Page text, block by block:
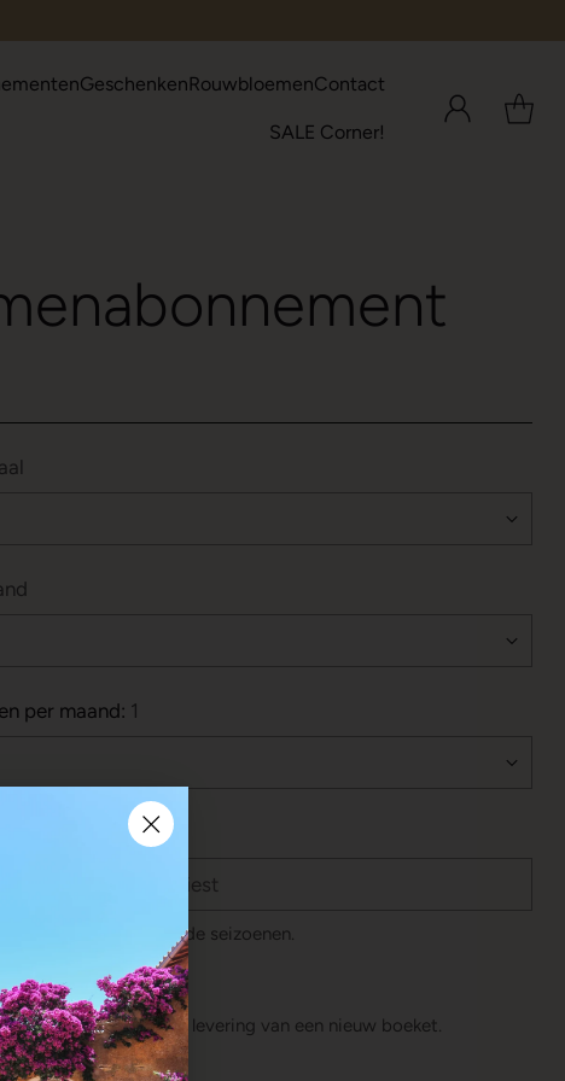
GeschenkenRouwbloemenContact
SALE Corner!
per maand: 1
werken we volgens de seizoenen.
keer gewisseld bij levering van een nieuw boeket.